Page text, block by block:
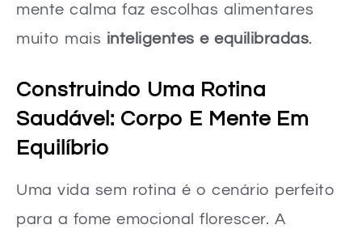
mente calma faz escolhas alimentares
muito mais inteligentes e equilibradas.
Construindo Uma Rotina
Saudável: Corpo E Mente Em
Equilíbrio
Uma vida sem rotina é o cenário perfeito
para a fome emocional florescer. A